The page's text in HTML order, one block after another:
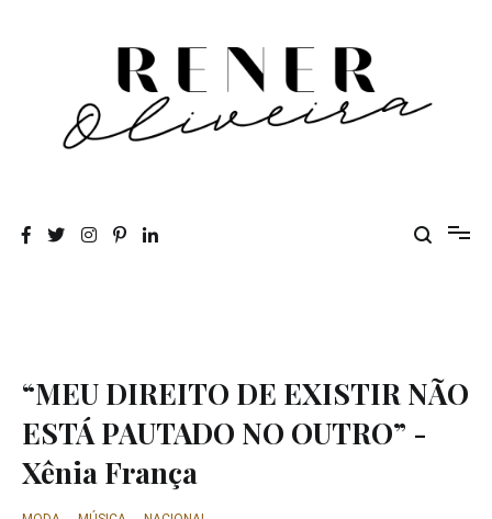
“MEU DIREITO DE EXISTIR NÃO
ESTÁ PAUTADO NO OUTRO” -
Xênia França